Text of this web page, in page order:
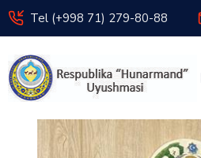
Tel (+998 71) 279-80-88